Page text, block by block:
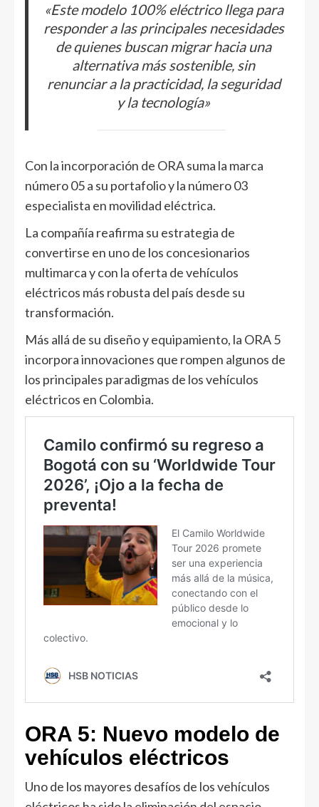
«Este modelo 100% eléctrico llega para
responder a las principales necesidades
de quienes buscan migrar hacia una
alternativa más sostenible, sin
renunciar a la practicidad, la seguridad
y la tecnología»
Con la incorporación de ORA suma la marca
número 05 a su portafolio y la número 03
especialista en movilidad eléctrica.
La compañía reafirma su estrategia de
convertirse en uno de los concesionarios
multimarca y con la oferta de vehículos
eléctricos más robusta del país desde su
transformación.
Más allá de su diseño y equipamiento, la ORA 5
incorpora innovaciones que rompen algunos de
los principales paradigmas de los vehículos
eléctricos en Colombia.
ORA 5: Nuevo modelo de
vehículos eléctricos
Uno de los mayores desafíos de los vehículos